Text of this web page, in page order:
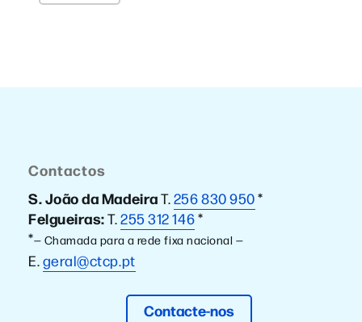
Contactos
S. João da MadeiraT.256 830 950*
Felgueiras:T.255 312 146*
*— Chamada para a rede fixa nacional —
E.geral@ctcp.pt
Contacte-nos